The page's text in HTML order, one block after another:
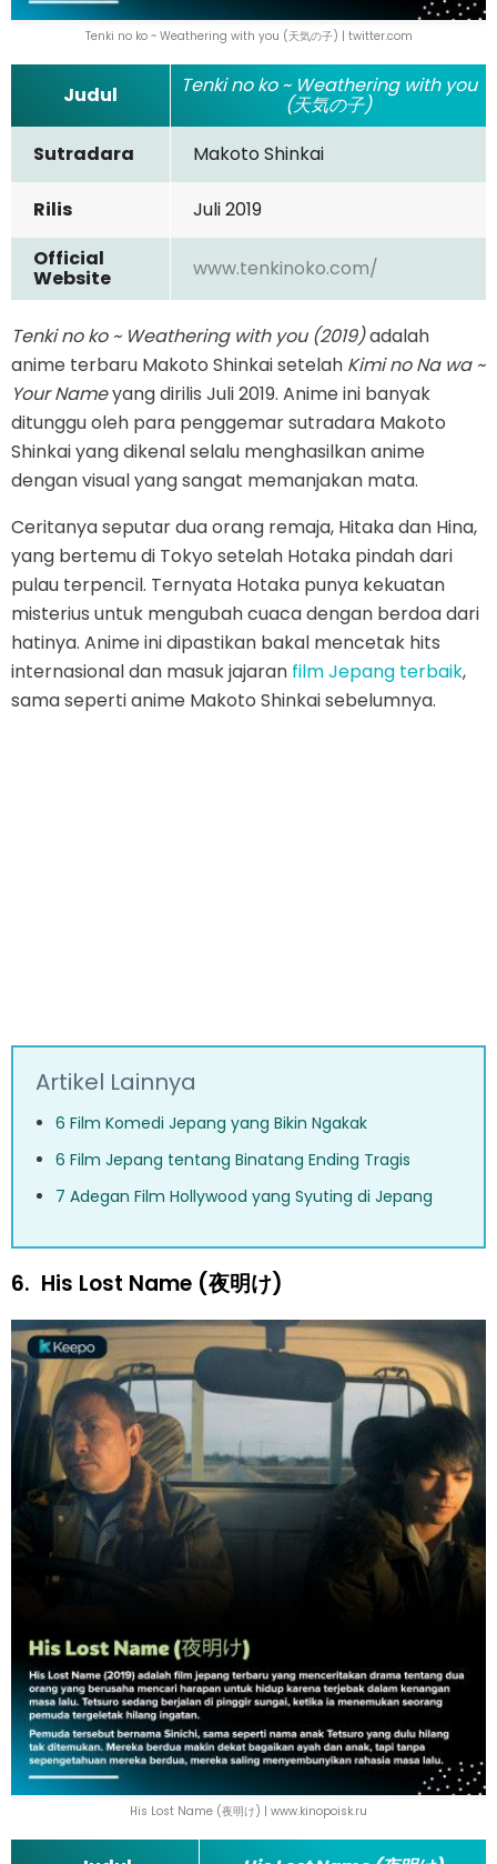
Tenki no ko ~ Weathering with you (天気の子) | twitter.com
Judul Tenki no ko ~ Weathering with you
(天気の子)
Sutradara
Makoto Shinkai
Rilis
Juli 2019
Official
Website www.tenkinoko.com/
Tenki no ko ~ Weathering with you (2019)adalah
anime terbaru Makoto Shinkai setelah Kimi no Na wa ~
Your Nameyang dirilis Juli 2019. Anime ini banyak
ditunggu oleh para penggemar sutradara Makoto
Shinkai yang dikenal selalu menghasilkan anime
dengan visual yang sangat memanjakan mata.
Ceritanya seputar dua orang remaja, Hitaka dan Hina,
yang bertemu di Tokyo setelah Hotaka pindah dari
pulau terpencil. Ternyata Hotaka punya kekuatan
misterius untuk mengubah cuaca dengan berdoa dari
hatinya. Anime ini dipastikan bakal mencetak hits
internasional dan masuk jajaran film Jepang terbaik,
sama seperti anime Makoto Shinkai sebelumnya.
Artikel Lainnya
6 Film Komedi Jepang yang Bikin Ngakak
6 Film Jepang tentang Binatang Ending Tragis
7 Adegan Film Hollywood yang Syuting di Jepang
6. His Lost Name (夜明け)
His Lost Name (夜明け) | www.kinopoisk.ru